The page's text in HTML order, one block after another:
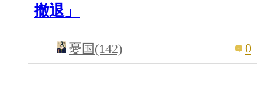
撤退」
憂国(142) 0